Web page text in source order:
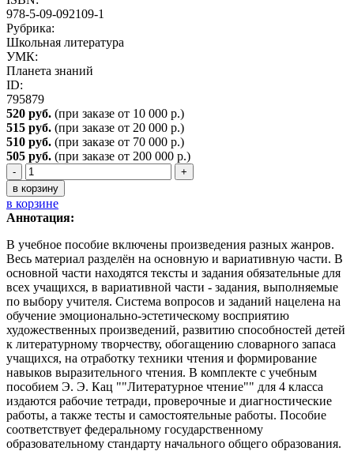
978-5-09-092109-1
Рубрика:
Школьная литература
УМК:
Планета знаний
ID:
795879
520 руб. (при заказе от 10 000 р.)
515 руб. (при заказе от 20 000 р.)
510 руб. (при заказе от 70 000 р.)
505 руб. (при заказе от 200 000 р.)
-
+
в корзину
в корзине
Аннотация:
В учебное пособие включены произведения разных жанров.
Весь материал разделён на основную и вариативную части. В
основной части находятся тексты и задания обязательные для
всех учащихся, в вариативной части - задания, выполняемые
по выбору учителя. Система вопросов и заданий нацелена на
обучение эмоционально-эстетическому восприятию
художественных произведений, развитию способностей детей
к литературному творчеству, обогащению словарного запаса
учащихся, на отработку техники чтения и формирование
навыков выразительного чтения. В комплекте с учебным
пособием Э. Э. Кац ""Литературное чтение"" для 4 класса
издаются рабочие тетради, проверочные и диагностические
работы, а также тесты и самостоятельные работы. Пособие
соответствует федеральному государственному
образовательному стандарту начального общего образования.